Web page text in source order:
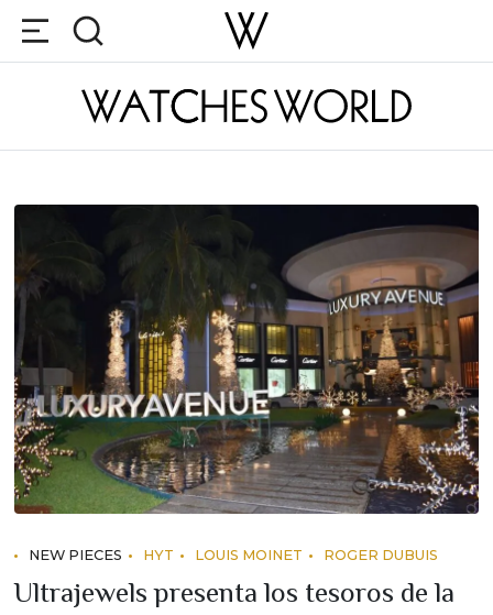
NEW PIECES HYT LOUIS MOINET ROGER DUBUIS
Ultrajewels presenta los tesoros de la